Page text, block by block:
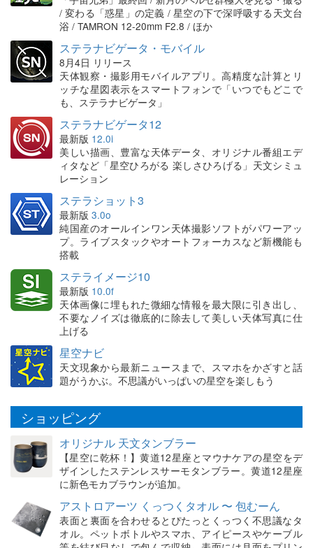
/ 変わる「惑星」の定義 / 星空の下で深呼吸する天文台
浴 / TAMRON 12-20mm F2.8 / ほか
ステラナビゲータ・モバイル
8月4日 リリース
天体観察・撮影用モバイルアプリ。高精度な計算とリ
ッチな星図表示をスマートフォンで「いつでもどこで
も、ステラナビゲータ」
ステラナビゲータ12
最新版 12.0i
美しい描画、豊富な天体データ、オリジナル番組エデ
ィタなど「星空ひろがる 楽しさひろげる」天文シミュ
レーション
ステラショット3
最新版 3.0o
純国産のオールインワン天体撮影ソフトがパワーアッ
プ。ライブスタックやオートフォーカスなど新機能も
搭載
ステライメージ10
最新版 10.0f
天体画像に埋もれた微細な情報を最大限に引き出し、
不要なノイズは徹底的に除去して美しい天体写真に仕
上げる
星空ナビ
天文現象から最新ニュースまで、スマホをかざすと話
題がうかぶ。不思議がいっぱいの星空を楽しもう
ショッピング
オリジナル 天文タンブラー
【星空に乾杯！】黄道12星座とマウナケアの星空をデ
ザインしたステンレスサーモタンブラー。黄道12星座
に新色モカブラウンが追加。
アストロアーツ くっつくタオル 〜 包むーん
表面と裏面を合わせるとぴたっとくっつく不思議なタ
オル。ペットボトルやスマホ、アイピースやケーブル